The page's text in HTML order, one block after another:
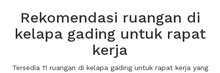
Rekomendasi ruangan di
kelapa gading untuk rapat
kerja
Tersedia 11 ruangan di kelapa gading untuk rapat kerja yang